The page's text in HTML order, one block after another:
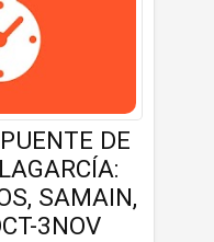
DE
SAMAIN,
3NOV